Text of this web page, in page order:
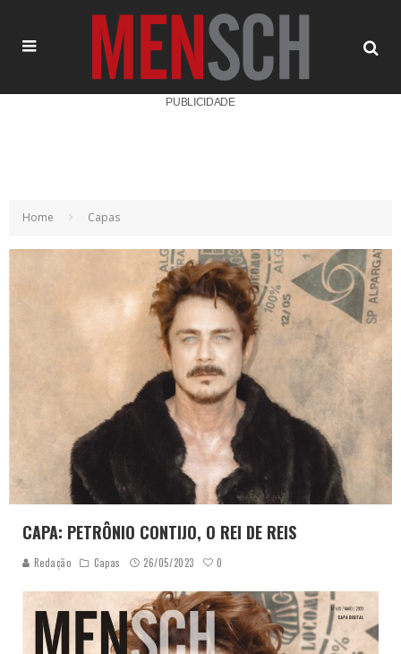
PUBLICIDADE
Home Capas
CAPA: PETRÔNIO CONTIJO, O REI DE REIS
Redação Capas 26/05/2023 0